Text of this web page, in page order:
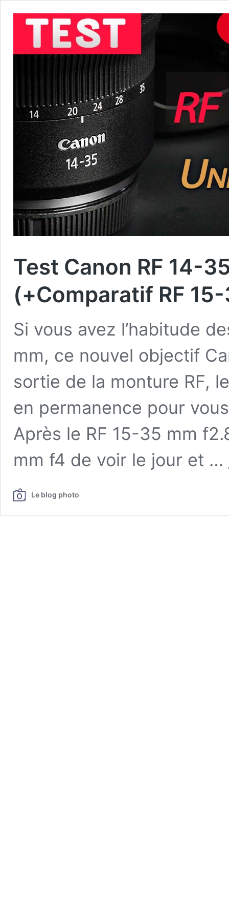
Test Canon RF 14-
(+Comparatif RF
Si vous avez l’habitude
mm, ce nouvel objectif
sortie de la monture RF,
en permanence pour
Après le RF 15-35 mm
mm f4 de voir le jour et …
Le blog photo